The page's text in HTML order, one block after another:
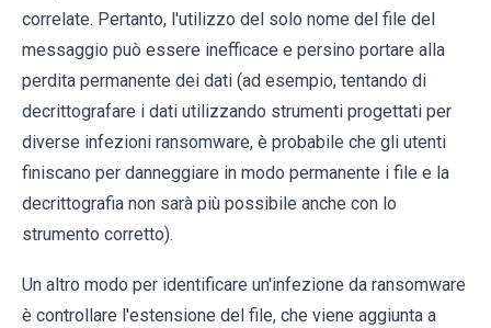
correlate. Pertanto, l'utilizzo del solo nome del file del
messaggio può essere inefficace e persino portare alla
perdita permanente dei dati (ad esempio, tentando di
decrittografare i dati utilizzando strumenti progettati per
diverse infezioni ransomware, è probabile che gli utenti
finiscano per danneggiare in modo permanente i file e la
decrittografia non sarà più possibile anche con lo
strumento corretto).
Un altro modo per identificare un'infezione da ransomware
è controllare l'estensione del file, che viene aggiunta a